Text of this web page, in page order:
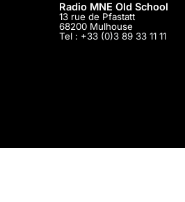
Radio MNE Old School
13 rue de Pfastatt
68200 Mulhouse
Tel : +33 (0)3 89 33 11 11